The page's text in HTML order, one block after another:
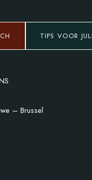
TIPS VOOR
– Brussel